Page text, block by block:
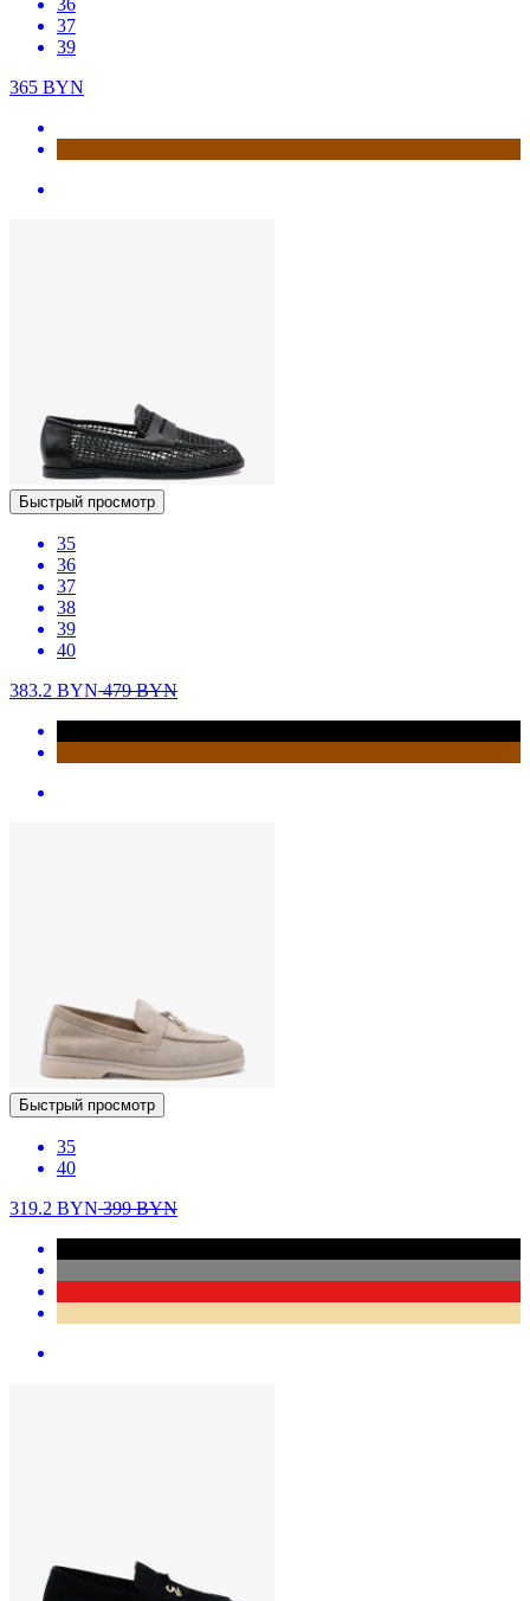
36
37
39
365 BYN
Быстрый просмотр
35
36
37
38
39
40
383.2 BYN479BYN
Быстрый просмотр
35
40
319.2 BYN399BYN